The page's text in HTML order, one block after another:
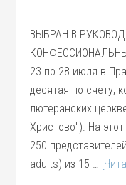
ВЫБРАН В
23 по 28 июля в
десятая по счету,
лютеранских
Христово"). На
250
adults) из 15 …